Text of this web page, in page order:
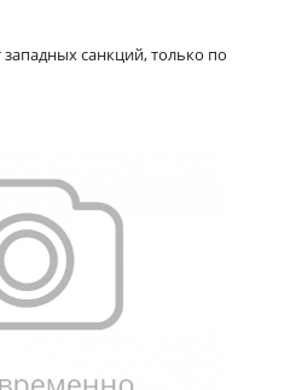
санкций, только по